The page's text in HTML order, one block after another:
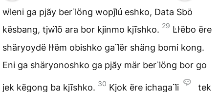
wl̈eni ga pjãy ber l̈öng wopjl̈ú eshko, Data Sbö
kësbang, tjwl̈õ ara bor kjinmo kjĩshko. 29 L̇l̇ëbo ëre
shäryoydë l̇l̇ëm obishko ga l̈ër shäng bomi kong.
Eni ga shäryonoshko ga pjãy mär ber l̈öng bor go
jek këgong ba kjĩshko. 30 Kjok ëre ichaga l̈i
tek